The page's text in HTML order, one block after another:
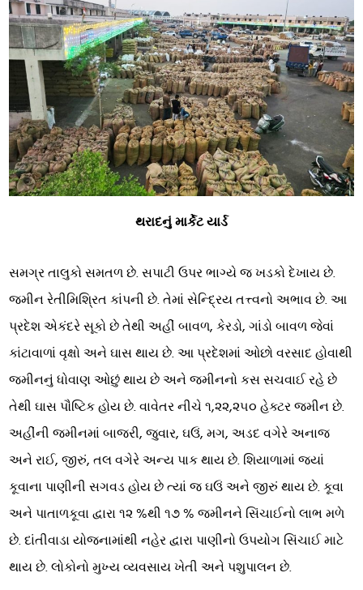
થરાદનું માર્કેટ યાર્ડ
સમગ્ર તાલુકો સમતળ છે. સપાટી ઉપર ભાગ્યે જ ખડકો દેખાય છે.
જમીન રેતીમિશ્રિત કાંપની છે. તેમાં સેન્દ્રિય તત્ત્વનો અભાવ છે. આ
પ્રદેશ એકંદરે સૂકો છે તેથી અહીં બાવળ, કેરડો, ગાંડો બાવળ જેવાં
કાંટાવાળાં વૃક્ષો અને ઘાસ થાય છે. આ પ્રદેશમાં ઓછો વરસાદ હોવાથી
જમીનનું ધોવાણ ઓછું થાય છે અને જમીનનો કસ સચવાઈ રહે છે
તેથી ઘાસ પૌષ્ટિક હોય છે. વાવેતર નીચે ૧,૨૨,૨૫૦ હેક્ટર જમીન છે.
અહીંની જમીનમાં બાજરી, જુવાર, ઘઉં, મગ, અડદ વગેરે અનાજ
અને રાઈ, જીરું, તલ વગેરે અન્ય પાક થાય છે. શિયાળામાં જ્યાં
કૂવાના પાણીની સગવડ હોય છે ત્યાં જ ઘઉં અને જીરું થાય છે. કૂવા
અને પાતાળકૂવા દ્વારા ૧૨ %થી ૧૭ % જમીનને સિંચાઈનો લાભ મળે
છે. દાંતીવાડા યોજનામાંથી નહેર દ્વારા પાણીનો ઉપયોગ સિંચાઈ માટે
થાય છે. લોકોનો મુખ્ય વ્યવસાય ખેતી અને પશુપાલન છે.